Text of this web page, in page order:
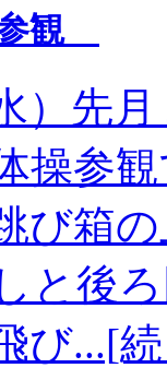
観
）先
操参
び箱
と後
び...[